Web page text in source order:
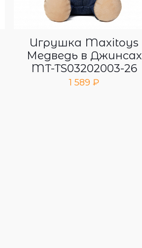
Игрушка Maxitoys
Медведь в Джинсах
MT-TS03202003-26
1 589₽